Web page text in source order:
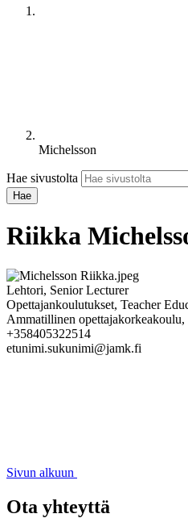
Michelsson
Hae sivustolta
Riikka
Lehtori, Senior Lecturer
Opettajankoulutukset, Teacher
Ammatillinen opettajakorkeakoulu,
+358405322514
etunimi.sukunimi@jamk.fi
Sivun alkuun
Ota yhteyttä